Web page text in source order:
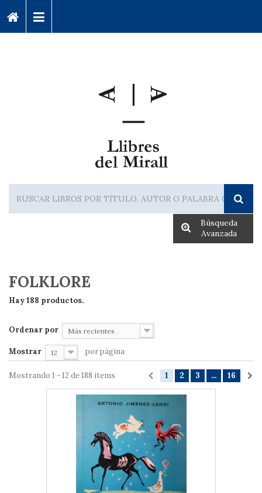
Búsqueda
Avanzada
FOLKLORE
Hay 188 productos.
Ordenar por Más recientes
Mostrar 12 por página
1 2 3 ... 16
Mostrando 1 - 12 de 188 items